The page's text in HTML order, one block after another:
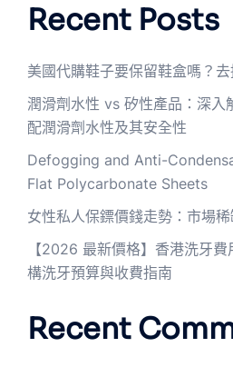
Recent Posts
美國代購鞋子要保留鞋盒嗎？
潤滑劑水性 vs 矽性產品：深入
配潤滑劑水性及其安全性
Defogging and Anti-
Flat Polycarbonate Sheets
女性私人保鏢價錢走勢：市場
【2026 最新價格】香港洗牙
構洗牙預算與收費指南
Recent